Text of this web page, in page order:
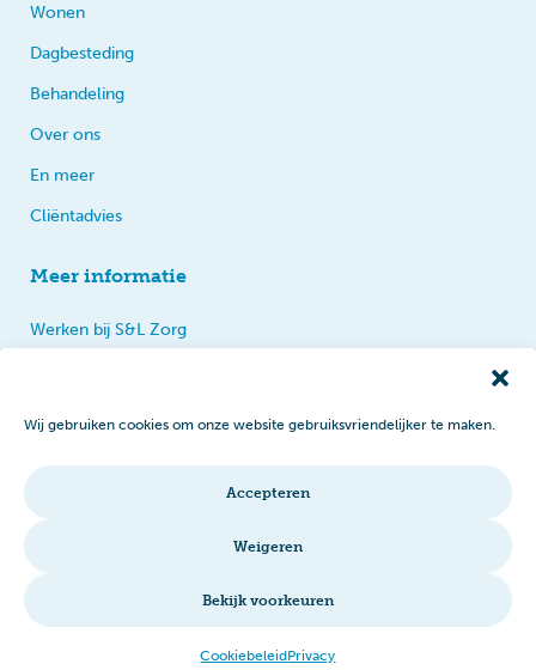
Wij gebruiken cookies om onze website gebruiksvriendelijker te maken.
Accepteren
Weigeren
Bekijk voorkeuren
CookiebeleidPrivacy
Wonen
Dagbesteding
Behandeling
Over ons
En meer
Cliëntadvies
Meer informatie
Werken bij S&L Zorg
Intranet
© 2026 S&L Zorg